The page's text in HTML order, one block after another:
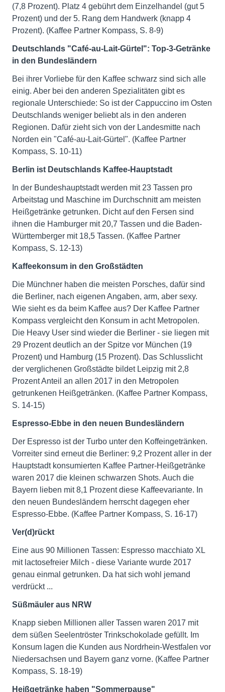
(7,8 Prozent). Platz 4 gebührt dem Einzelhandel (gut 5
Prozent) und der 5. Rang dem Handwerk (knapp 4
Prozent). (Kaffee Partner Kompass, S. 8-9)
Deutschlands "Café-au-Lait-Gürtel": Top-3-Getränke
in den Bundesländern
Bei ihrer Vorliebe für den Kaffee schwarz sind sich alle
einig. Aber bei den anderen Spezialitäten gibt es
regionale Unterschiede: So ist der Cappuccino im Osten
Deutschlands weniger beliebt als in den anderen
Regionen. Dafür zieht sich von der Landesmitte nach
Norden ein "Café-au-Lait-Gürtel". (Kaffee Partner
Kompass, S. 10-11)
Berlin ist Deutschlands Kaffee-Hauptstadt
In der Bundeshauptstadt werden mit 23 Tassen pro
Arbeitstag und Maschine im Durchschnitt am meisten
Heißgetränke getrunken. Dicht auf den Fersen sind
ihnen die Hamburger mit 20,7 Tassen und die Baden-
Württemberger mit 18,5 Tassen. (Kaffee Partner
Kompass, S. 12-13)
Kaffeekonsum in den Großstädten
Die Münchner haben die meisten Porsches, dafür sind
die Berliner, nach eigenen Angaben, arm, aber sexy.
Wie sieht es da beim Kaffee aus? Der Kaffee Partner
Kompass vergleicht den Konsum in acht Metropolen.
Die Heavy User sind wieder die Berliner - sie liegen mit
29 Prozent deutlich an der Spitze vor München (19
Prozent) und Hamburg (15 Prozent). Das Schlusslicht
der verglichenen Großstädte bildet Leipzig mit 2,8
Prozent Anteil an allen 2017 in den Metropolen
getrunkenen Heißgetränken. (Kaffee Partner Kompass,
S. 14-15)
Espresso-Ebbe in den neuen Bundesländern
Der Espresso ist der Turbo unter den Koffeingetränken.
Vorreiter sind erneut die Berliner: 9,2 Prozent aller in der
Hauptstadt konsumierten Kaffee Partner-Heißgetränke
waren 2017 die kleinen schwarzen Shots. Auch die
Bayern lieben mit 8,1 Prozent diese Kaffeevariante. In
den neuen Bundesländern herrscht dagegen eher
Espresso-Ebbe. (Kaffee Partner Kompass, S. 16-17)
Ver(d)rückt
Eine aus 90 Millionen Tassen: Espresso macchiato XL
mit lactosefreier Milch - diese Variante wurde 2017
genau einmal getrunken. Da hat sich wohl jemand
verdrückt ...
Süßmäuler aus NRW
Knapp sieben Millionen aller Tassen waren 2017 mit
dem süßen Seelentröster Trinkschokolade gefüllt. Im
Konsum lagen die Kunden aus Nordrhein-Westfalen vor
Niedersachsen und Bayern ganz vorne. (Kaffee Partner
Kompass, S. 18-19)
Heißgetränke haben "Sommerpause"